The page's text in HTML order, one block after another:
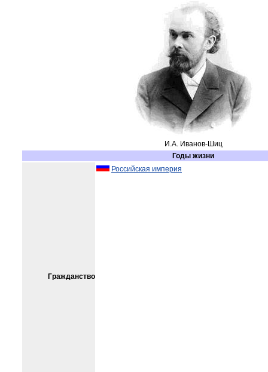
И.А. Иванов-Шиц
Годы жизни
Гражданство
Российская империя